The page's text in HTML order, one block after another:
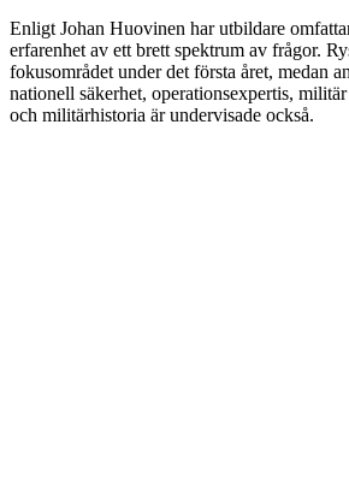
Enligt Johan Huovinen har utbildare
erfarenhet av ett brett spektrum av frågor.
fokusområdet under det första året, medan
nationell säkerhet, operationsexpertis,
och militärhistoria är undervisade också.